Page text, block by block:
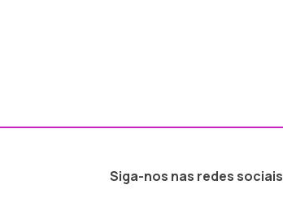
Siga-nos nas redes sociais